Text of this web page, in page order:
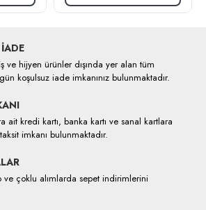
ve hijyen ürünler dışında yer alan tüm
koşulsuz iade imkanınız bulunmaktadır.
ait kredi kartı, banka kartı ve sanal kartlara
imkanı bulunmaktadır.
ve çoklu alımlarda sepet indirimlerini